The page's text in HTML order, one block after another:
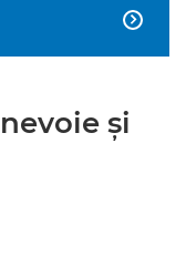

şi